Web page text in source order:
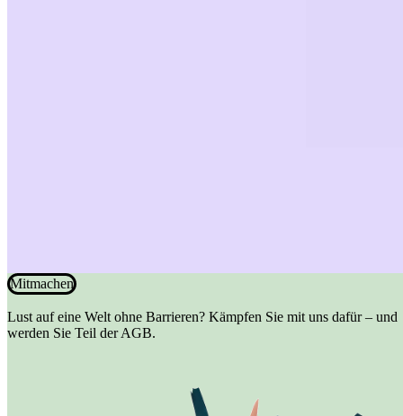
Mitmachen
Lust auf eine Welt ohne Barrieren? Kämpfen Sie mit uns dafür – und
werden Sie Teil der AGB.